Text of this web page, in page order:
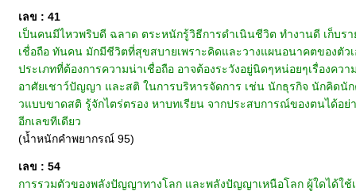
เลข : 41
เป็นคนมีไหวพริบดี ฉลาด ตระหนักรู้วิธีการดำเนินชีวิต ทำงานดี เก็บร
เชื่อถือ ทันคน มักมีชีวิตที่สุขสบายเพราะคิดและวางแผนอนาคตของตัว
ประเภทที่ต้องการความน่าเชื่อถือ อาจต้องระวังอยู่นิดๆหน่อยๆเรื่องคว
อาศัยเชาว์ปัญญา และสติ ในการบริหารจัดการ เช่น นักธุรกิจ นักคิด
วแบบขาดสติ รู้จักไตร่ตรอง หาบทเรียน จากประสบการณ์ของตนได้อย่
อีกเลขทีเดียว
(น้ำหนักคำพยากรณ์ 95)
เลข : 54
การรวมตัวของพลังปัญญาทางโลก และพลังปัญญาเหนือโลก ผู้ใดได้ใ